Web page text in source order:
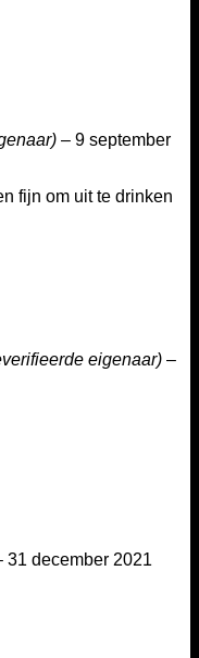
– 9 september
fijn om uit te drinken
eigenaar) –
31 december 2021